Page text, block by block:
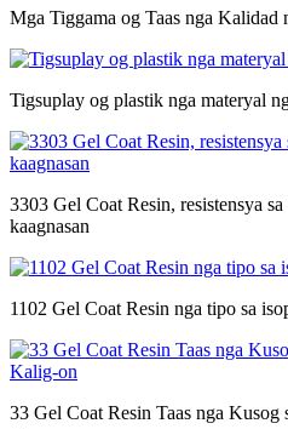
Mga Tiggama og Taas nga Kalidad
Tigsuplay og plastik nga materyal
3303 Gel Coat Resin, resistensya
kaagnasan
1102 Gel Coat Resin nga tipo sa
33 Gel Coat Resin Taas nga